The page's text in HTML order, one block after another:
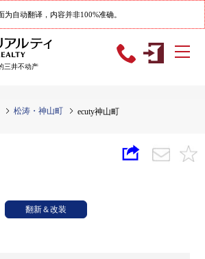
为自动翻译，内容并非100%准确。
三井不动产
松涛・神山町 ecuty神山町
翻新＆改装